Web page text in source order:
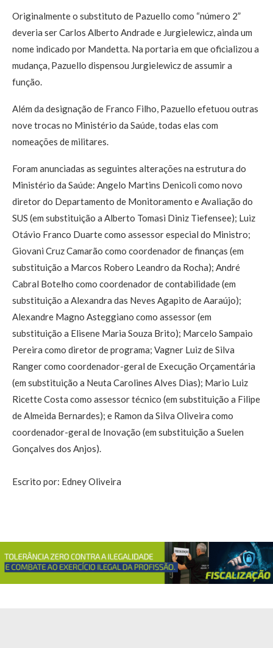
Originalmente o substituto de Pazuello como “número 2”
deveria ser Carlos Alberto Andrade e Jurgielewicz, ainda um
nome indicado por Mandetta. Na portaria em que oficializou a
mudança, Pazuello dispensou Jurgielewicz de assumir a
função.
Além da designação de Franco Filho, Pazuello efetuou outras
nove trocas no Ministério da Saúde, todas elas com
nomeações de militares.
Foram anunciadas as seguintes alterações na estrutura do
Ministério da Saúde: Angelo Martins Denicoli como novo
diretor do Departamento de Monitoramento e Avaliação do
SUS (em substituição a Alberto Tomasi Diniz Tiefensee); Luiz
Otávio Franco Duarte como assessor especial do Ministro;
Giovani Cruz Camarão como coordenador de finanças (em
substituição a Marcos Robero Leandro da Rocha); André
Cabral Botelho como coordenador de contabilidade (em
substituição a Alexandra das Neves Agapito de Aaraújo);
Alexandre Magno Asteggiano como assessor (em
substituição a Elisene Maria Souza Brito); Marcelo Sampaio
Pereira como diretor de programa; Vagner Luiz de Silva
Ranger como coordenador-geral de Execução Orçamentária
(em substituição a Neuta Carolines Alves Dias); Mario Luiz
Ricette Costa como assessor técnico (em substituição a Filipe
de Almeida Bernardes); e Ramon da Silva Oliveira como
coordenador-geral de Inovação (em substituição a Suelen
Gonçalves dos Anjos).
Escrito por: Edney Oliveira